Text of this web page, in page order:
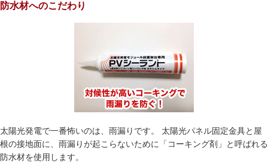
防水材へのこだわり
太陽光発電で一番怖いのは、雨漏りです。 太陽光パネル固定金具と屋
根の接地面に、雨漏りが起こらないために「コーキング剤」と呼ばれる
防水材を使用します。